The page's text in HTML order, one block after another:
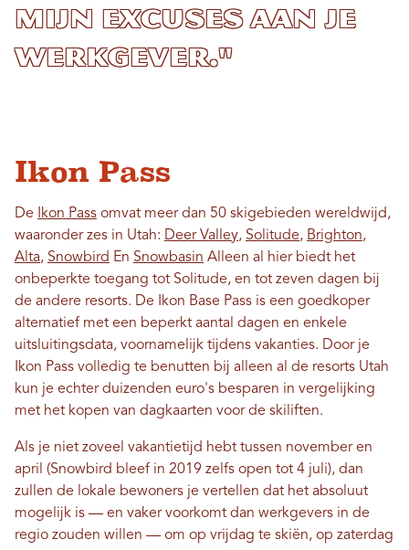
Mijn excuses aan je
werkgever."
Ikon Pass
De Ikon Pass omvat meer dan 50 skigebieden wereldwijd,
waaronder zes in Utah: Deer Valley, Solitude, Brighton,
Alta, Snowbird En Snowbasin Alleen al hier biedt het
onbeperkte toegang tot Solitude, en tot zeven dagen bij
de andere resorts. De Ikon Base Pass is een goedkoper
alternatief met een beperkt aantal dagen en enkele
uitsluitingsdata, voornamelijk tijdens vakanties. Door je
Ikon Pass volledig te benutten bij alleen al de resorts Utah
kun je echter duizenden euro's besparen in vergelijking
met het kopen van dagkaarten voor de skiliften.
Als je niet zoveel vakantietijd hebt tussen november en
april (Snowbird bleef in 2019 zelfs open tot 4 juli), dan
zullen de lokale bewoners je vertellen dat het absoluut
mogelijk is — en vaker voorkomt dan werkgevers in de
regio zouden willen — om op vrijdag te skiën, op zaterdag